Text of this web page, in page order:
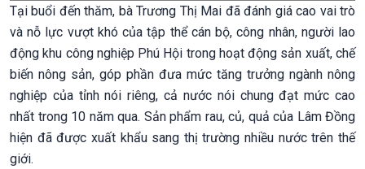
Tại buổi đến thăm, bà Trương Thị Mai đã đánh giá cao vai trò
và nỗ lực vượt khó của tập thể cán bộ, công nhân, người lao
động khu công nghiệp Phú Hội trong hoạt động sản xuất, chế
biến nông sản, góp phần đưa mức tăng trưởng ngành nông
nghiệp của tỉnh nói riêng, cả nước nói chung đạt mức cao
nhất trong 10 năm qua. Sản phẩm rau, củ, quả của Lâm Đồng
hiện đã được xuất khẩu sang thị trường nhiều nước trên thế
giới.